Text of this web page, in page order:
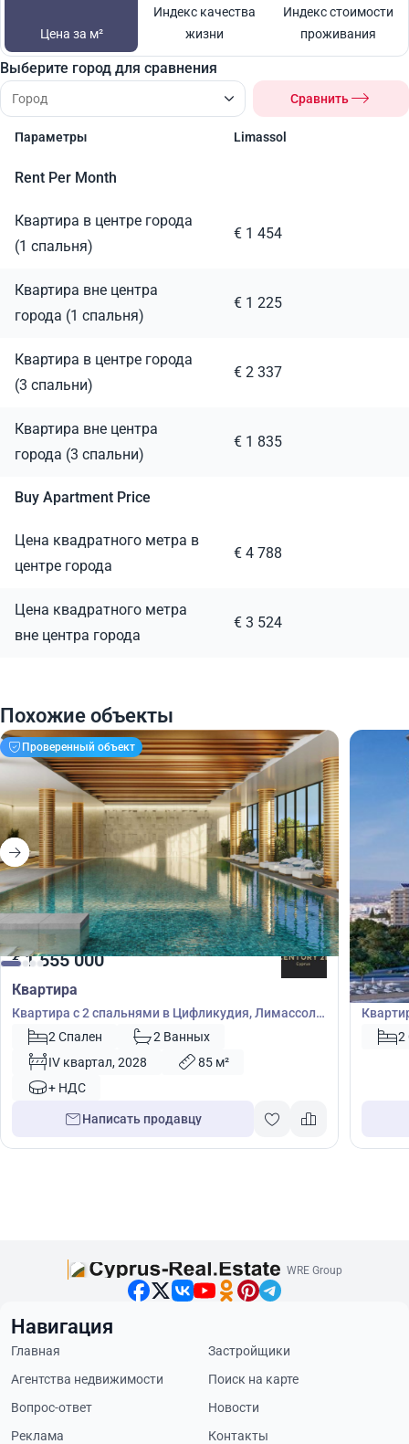
Цена за м²
Индекс качества
жизни
Индекс стоимости
проживания
Выберите город для сравнения
Сравнить
Параметры Limassol
Rent Per Month
Квартира в центре города
(1 спальня)
€ 1 454
Квартира вне центра
города (1 спальня)
€ 1 225
Квартира в центре города
(3 спальни)
€ 2 337
Квартира вне центра
города (3 спальни)
€ 1 835
Buy Apartment Price
Цена квадратного метра в
центре города
€ 4 788
Цена квадратного метра
вне центра города
€ 3 524
Похожие объекты
Проверенный объект
€1 555 000
Квартира
Квартира с 2 спальнями в Цифликудия, Лимассол,
Лимасол, Кипр № 31121
2 Спален
2 Ванных
IV квартал, 2028
85 м²
+ НДС
Написать продавцу
€1
Кипр2
WRE Group
Навигация
Главная
Застройщики
Агентства недвижимости
Поиск на карте
Вопрос-ответ
Новости
Реклама
Контакты